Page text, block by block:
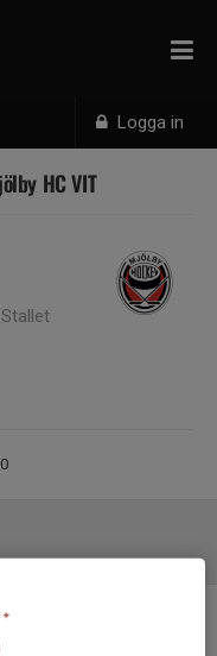
Logga in
HC VIT